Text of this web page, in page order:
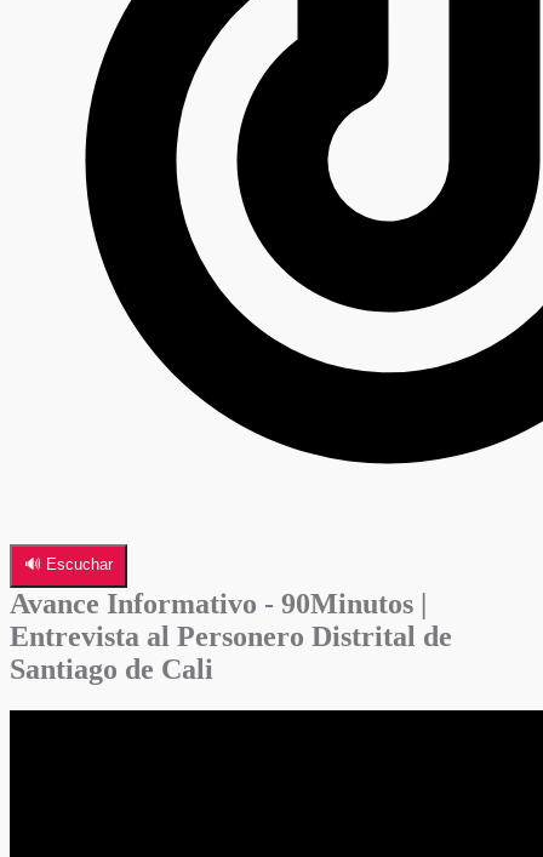
🔊 Escuchar
Avance Informativo - 90Minutos |
Entrevista al Personero Distrital de
Santiago de Cali